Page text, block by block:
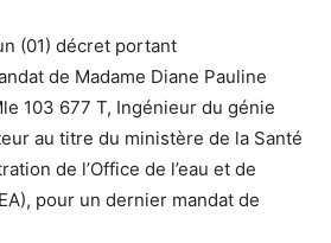
(01) décret portant
de Madame Diane Pauline
103 677 T, Ingénieur du génie
au titre du ministère de la Santé
de l’Office de l’eau et de
pour un dernier mandat de